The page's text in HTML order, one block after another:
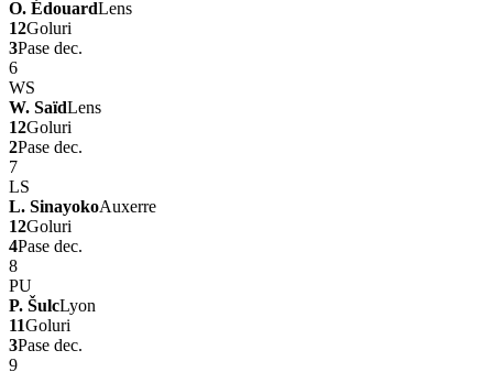
O. ÉdouardLens
12Goluri
3Pase dec.
6
WS
W. SaïdLens
12Goluri
2Pase dec.
7
LS
L. SinayokoAuxerre
12Goluri
4Pase dec.
8
PU
P. ŠulcLyon
11Goluri
3Pase dec.
9